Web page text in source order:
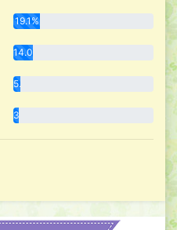
19.1%
14.0%
5.1%
3.9%